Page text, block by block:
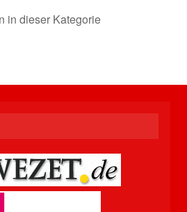
in dieser Kategorie